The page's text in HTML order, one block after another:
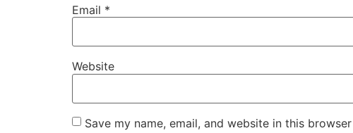
Email *
Website
Save my name, email, and website in this